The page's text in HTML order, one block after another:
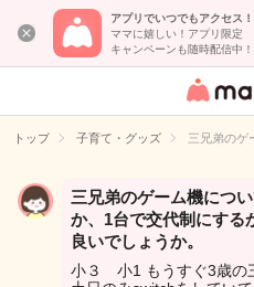
アプリでいつでもアクセス！
ママに嬉しい！アプリ限定
キャンペーンも随時配信中！
女性専用
イト
トップ 子育て・グッズ 三兄弟のゲ
三兄弟のゲーム機につ
か、1台で交代制にする
良いでしょうか。
小３ 小1 もうすぐ3歳の